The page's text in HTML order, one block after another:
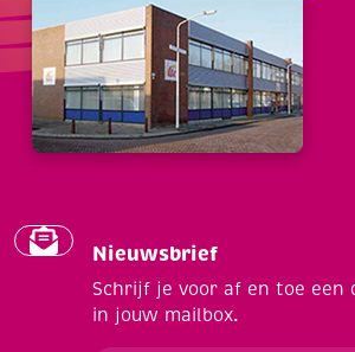
Nieuwsbrief
Schrijf je voor af en toe een
in jouw mailbox.